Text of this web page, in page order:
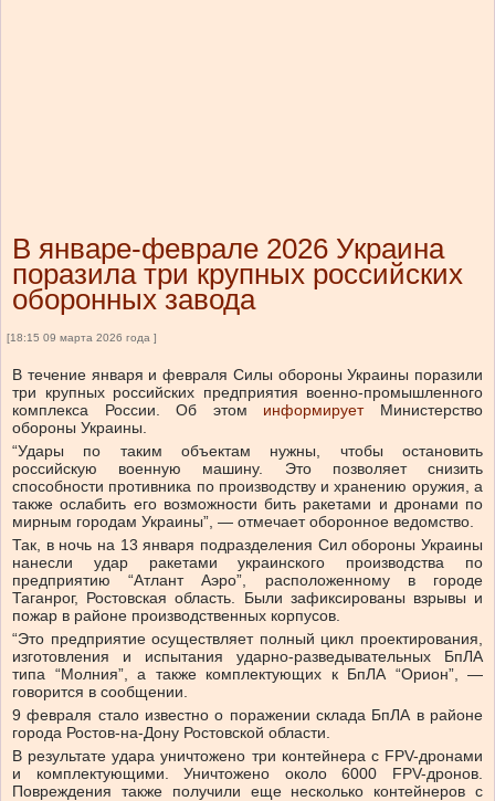
В январе-феврале 2026 Украина
поразила три крупных российских
оборонных завода
[18:15 09 марта 2026 года ]
В течение января и февраля Силы обороны Украины поразили
три крупных российских предприятия военно-промышленного
комплекса России.Об этом информирует
Министерство
обороны Украины.
“Удары по таким объектам нужны, чтобы остановить
российскую военную машину. Это позволяет снизить
способности противника по производству и хранению оружия, а
также ослабить его возможности бить ракетами и дронами по
мирным городам Украины”, — отмечает оборонное ведомство.
Так, в ночь на 13 января подразделения Сил обороны Украины
нанесли удар ракетами украинского производства по
предприятию “Атлант Аэро”, расположенному в городе
Таганрог, Ростовская область. Были зафиксированы взрывы и
пожар в районе производственных корпусов.
“Это предприятие осуществляет полный цикл проектирования,
изготовления и испытания ударно-разведывательных БпЛА
типа “Молния”, а также комплектующих к БпЛА “Орион”, —
говорится в сообщении.
9 февраля стало известно о поражении склада БпЛА в районе
города Ростов-на-Дону Ростовской области.
В результате удара уничтожено три контейнера с FPV-дронами
и комплектующими. Уничтожено около 6000 FPV-дронов.
Повреждения также получили еще несколько контейнеров с